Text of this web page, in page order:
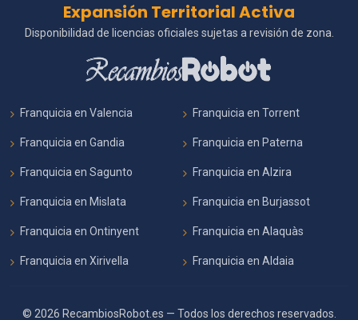
Expansión Territorial Activa
Disponibilidad de licencias oficiales sujetas a revisión de zona.
Franquicia en Valencia Franquicia en Torrent
Franquicia en Gandia Franquicia en Paterna
Franquicia en Sagunto Franquicia en Alzira
Franquicia en Mislata Franquicia en Burjassot
Franquicia en Ontinyent Franquicia en Alaquàs
Franquicia en Xirivella Franquicia en Aldaia
© 2026 RecambiosRobot.es — Todos los derechos reservados.